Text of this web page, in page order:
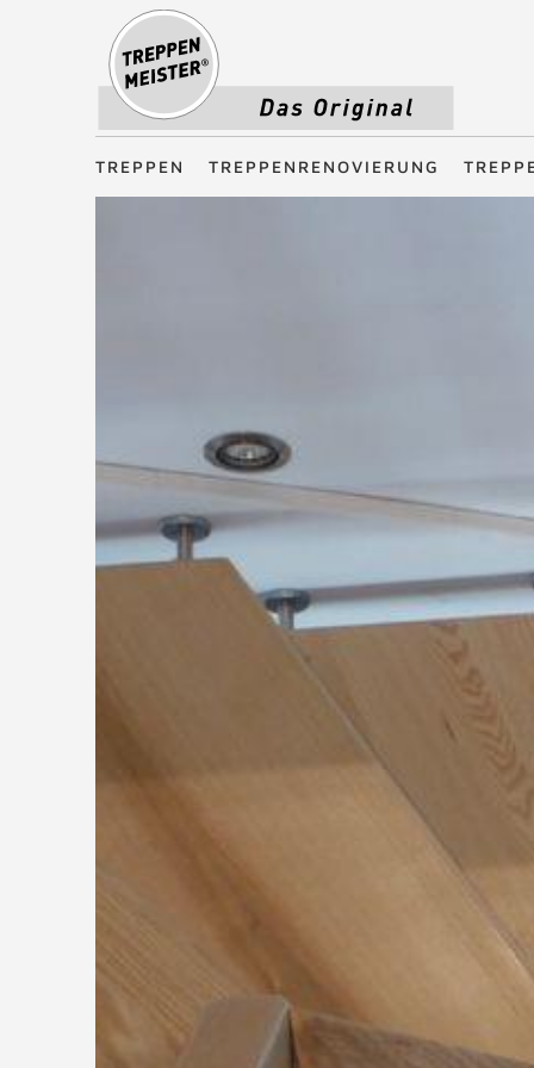
Treppenmeister - Das Original
TREPPEN TREPPENRENOVIERUNG